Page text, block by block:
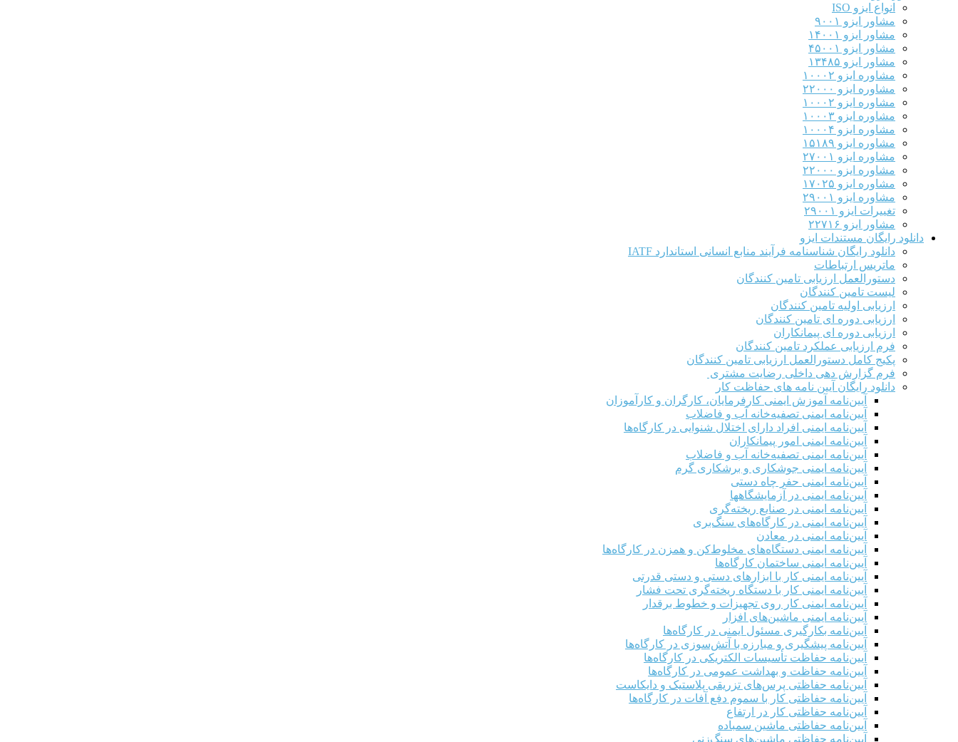
انواع ایزو ISO
مشاور ایزو ۹۰۰۱
مشاور ایزو ۱۴۰۰۱
مشاور ایزو ۴۵۰۰۱
مشاور ایزو ۱۳۴۸۵
مشاوره ایزو ۱۰۰۰۲
مشاوره ایزو ۲۲۰۰۰
مشاوره ایزو ۱۰۰۰۲
مشاوره ایزو ۱۰۰۰۳
مشاوره ایزو ۱۰۰۰۴
مشاوره ایزو ۱۵۱۸۹
مشاوره ایزو ۲۷۰۰۱
مشاوره ایزو ۲۲۰۰۰
مشاوره ایزو ۱۷۰۲۵
مشاوره ایزو ۲۹۰۰۱
تغییرات ایزو ۲۹۰۰۱
مشاور ایزو ۲۲۷۱۶
دانلود رایگان مستندات ایزو
دانلود رایگان شناسنامه فرآیند منابع انسانی استاندارد IATF
ماتریس ارتباطات
دستورالعمل ارزیابی تامین کنندگان
لیست تامین کنندگان
ارزیابی اولیه تامین کنندگان
ارزیابی دوره ای تامین کنندگان
ارزیابی دوره ای پیمانکاران
فرم ارزيابی عملکرد تامین کنندگان
پکیج کامل دستورالعمل ارزیابی تامین کنندگان
فرم گزارش دهی داخلی رضایت مشتری
دانلود رایگان آیین نامه های حفاظت کار
آیین‌نامه آموزش ایمنی کارفرمایان، کارگران و کارآموزان
آیین‌نامه ایمنی تصفیه‌خانه آب و فاضلاب
آیین‌نامه ایمنی افراد دارای اختلال شنوایی در کارگاه‌ها
آیین‌نامه ایمنی امور پیمانکاران
آیین‌نامه ایمنی تصفیه‌خانه آب و فاضلاب
آیین‌نامه ایمنی جوشکاری و برشکاری گرم
آیین‌نامه ایمنی حفر چاه دستی
آیین‌نامه ایمنی در آزمایشگاهها
آیین‌نامه ایمنی در صنایع ریخته‌گری
آیین‌نامه ایمنی در کارگاه‌های سنگ‌بری
آیین‌نامه ایمنی در معادن
آیین‌نامه ایمنی دستگاه‌های مخلوط‌کن و همزن در کارگاه‌ها
آیین‌نامه ایمنی ساختمان کارگاه‌ها
آیین‌نامه ایمنی کار با ابزارهای دستی و دستی قدرتی
آیین‌نامه ایمنی کار با دستگاه ریخته‌گری تحت فشار
آیین‌نامه ایمنی کار روی تجهیزات و خطوط برقدار
آیین‌نامه ایمنی ماشین‌های افزار
آیین‌نامه بکارگیری مسئول ایمنی در کارگاه‌ها
آیین‌نامه پیشگیری و مبارزه با آتش‌سوزی در کارگاه‌ها
آیین‌نامه حفاظت تأسیسات الکتریکی در کارگاه‌ها
آیین‌نامه حفاظت و بهداشت عمومی در کارگاه‌ها
آیین‌نامه حفاظتی پرس‌های تزریقی پلاستیک و دایکاست
آیین‌نامه حفاظتی کار با سموم دفع آفات در کارگاه‌ها
آیین‌نامه حفاظتی کار در ارتفاع
آیین‌نامه حفاظتی ماشین سمباده
آیین‌نامه حفاظتی ماشین‌های سنگ‌زنی